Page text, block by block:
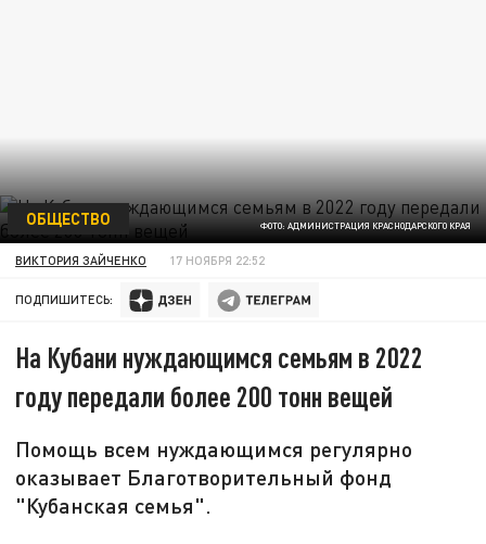
ФОТО: АДМИНИСТРАЦИЯ КРАСНОДАРСКОГО КРАЯ
ОБЩЕСТВО
ВИКТОРИЯ ЗАЙЧЕНКО 17 НОЯБРЯ 22:52
ПОДПИШИТЕСЬ:
На Кубани нуждающимся семьям в 2022
году передали более 200 тонн вещей
Помощь всем нуждающимся регулярно
оказывает Благотворительный фонд
"Кубанская семья".